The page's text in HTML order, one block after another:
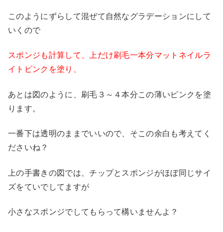
このようにずらして混ぜて自然なグラデーションにして
いくので
スポンジも計算して、上だけ刷毛一本分マットネイルラ
イトピンクを塗り、
あとは図のように、刷毛３～４本分この薄いピンクを塗
ります。
一番下は透明のままでいいので、そこの余白も考えてく
ださいね？
上の手書きの図では、チップとスポンジがほぼ同じサイ
ズをていでしてますが
小さなスポンジでしてもらって構いませんよ？